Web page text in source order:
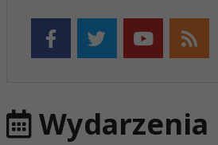
Wydarzenia